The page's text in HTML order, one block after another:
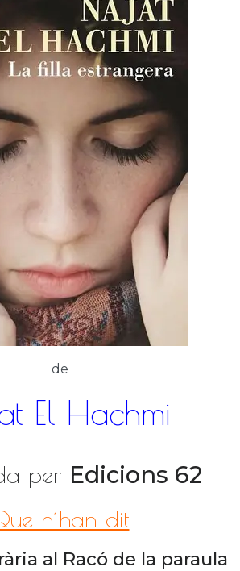
de
El Hachmi
per Edicions 62
n’han dit
al Racó de la paraula